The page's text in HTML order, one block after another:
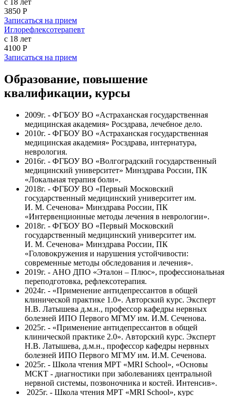
с 18 лет
3850 Р
Записаться на прием
Иглорефлексотерапевт
с 18 лет
4100 Р
Записаться на прием
Образование, повышение
квалификации, курсы
2009г. - ФГБОУ ВО «Астраханская государственная
медицинская академия» Росздрава, лечебное дело.
2010г. - ФГБОУ ВО «Астраханская государственная
медицинская академия» Росздрава, интернатура,
неврология.
2016г. - ФГБОУ ВО «Волгоградский государственный
медицинский университет» Минздрава России, ПК
«Локальная терапия боли».
2018г. - ФГБОУ ВО «Первый Московский
государственный медицинский университет им.
И. М. Сеченова» Минздрава России, ПК
«Интервенционные методы лечения в неврологии».
2018г. - ФГБОУ ВО «Первый Московский
государственный медицинский университет им.
И. М. Сеченова» Минздрава России, ПК
«Головокружения и нарушения устойчивости:
современные методы обследования и лечения».
2019г. - АНО ДПО «Эталон – Плюс», профессиональная
переподготовка, рефлексотерапия.
2024г. - «Применение антидепрессантов в общей
клинической практике 1.0». Авторский курс. Эксперт
Н.В. Латышева д.м.н., профессор кафедры нервных
болезней ИПО Первого МГМУ им. И.М. Сеченова.
2025г. - «Применение антидепрессантов в общей
клинической практике 2.0». Авторский курс. Эксперт
Н.В. Латышева, д.м.н., профессор кафедры нервных
болезней ИПО Первого МГМУ им. И.М. Сеченова.
2025г. - Школа чтения МРТ «MRI School», «Основы
МСКТ - диагностики при заболеваниях центральной
нервной системы, позвоночника и костей. Интенсив».
2025г. - Школа чтения МРТ «MRI School», курс